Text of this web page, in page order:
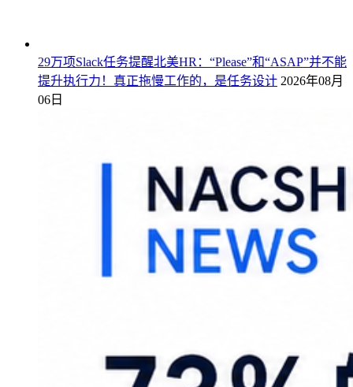
29万项Slack任务提醒北美HR：“Please”和“ASAP”并不能
提升执行力！真正拖慢工作的，是任务设计 2026年08月
06日